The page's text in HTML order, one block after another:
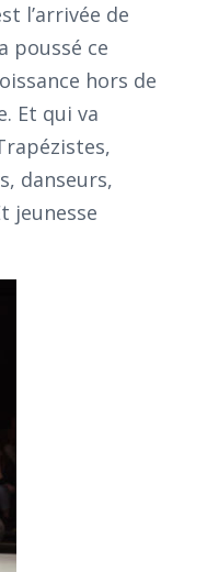
l’arrivée de
poussé ce
hors de
Et qui va
danseurs,
jeunesse